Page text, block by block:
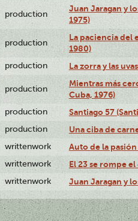
production
Juan Jaragan y
1975)
production
La paciencia del
1980)
production La zorra y las
production
Mientras más
Cuba, 1976)
production Santiago 57
production Una ciba de
writtenwork Auto de la
writtenwork El 23 se rompe
writtenwork Juan Jaragan y